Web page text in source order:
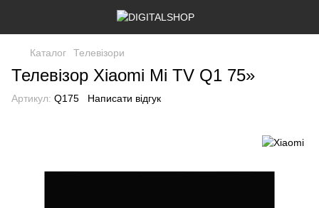
Каталог Телевізори
Телевізор Xiaomi Mi TV Q1 75»
Артикул: Q175 Написати відгук